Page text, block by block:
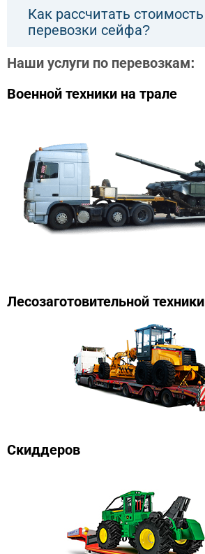
Как рассчитать стоимость
перевозки сейфа?
Наши услуги по перевозкам:
Военной техники на трале
Лесозаготовительной техники
Скиддеров